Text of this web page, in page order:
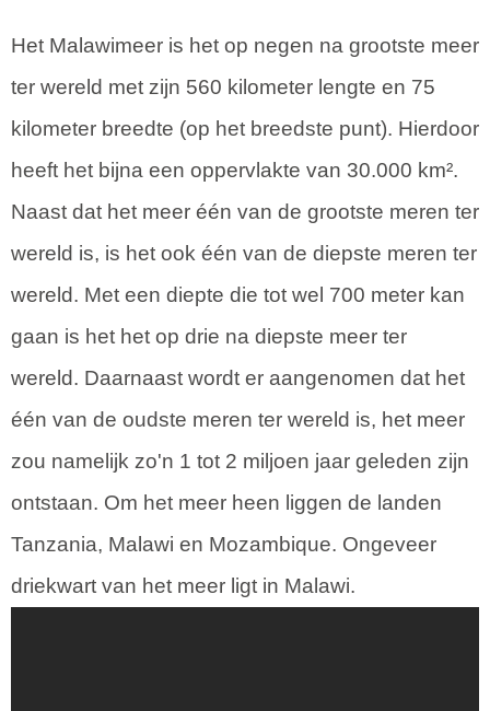
Het Malawimeer is het op negen na grootste meer
ter wereld met zijn 560 kilometer lengte en 75
kilometer breedte (op het breedste punt). Hierdoor
heeft het bijna een oppervlakte van 30.000 km².
Naast dat het meer één van de grootste meren ter
wereld is, is het ook één van de diepste meren ter
wereld. Met een diepte die tot wel 700 meter kan
gaan is het het op drie na diepste meer ter
wereld. Daarnaast wordt er aangenomen dat het
één van de oudste meren ter wereld is, het meer
zou namelijk zo'n 1 tot 2 miljoen jaar geleden zijn
ontstaan. Om het meer heen liggen de landen
Tanzania, Malawi en Mozambique. Ongeveer
driekwart van het meer ligt in Malawi.